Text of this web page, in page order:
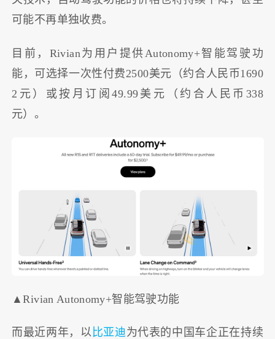
可能不再单独收费。
目前，Rivian为用户提供Autonomy+智能驾驶功
能，可选择一次性付费2500美元（约合人民币1690
2元）或按月订阅49.99美元（约合人民币338
元）。
▲Rivian Autonomy+智能驾驶功能
而最近两年，以 比亚迪为代表的中国车企正在持续